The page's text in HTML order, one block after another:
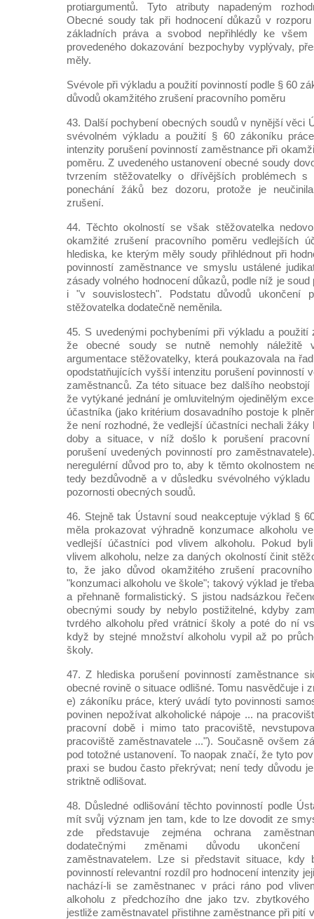
protiargumentů. Tyto atributy napadeným
Obecné soudy tak při hodnocení důkazů v
základních práva a svobod nepřihlédly ke všem
provedeného dokazování bezpochyby vyplývaly,
měly.
Svévole při výkladu a použití povinností podle § 60
důvodů okamžitého zrušení pracovního poměru
43. Další pochybení obecných soudů v nynější věci
svévolném výkladu a použití § 60 zákoníku
intenzity porušení povinností zaměstnance při
poměru. Z uvedeného ustanovení obecné soudy
tvrzením stěžovatelky o dřívějších problémech
ponechání žáků bez dozoru, protože je
zrušení.
44. Těchto okolností se však stěžovatelka
okamžité zrušení pracovního poměru vedlejších
hlediska, ke kterým měly soudy přihlédnout při
povinností zaměstnance ve smyslu ustálené
zásady volného hodnocení důkazů, podle níž je
i "v souvislostech". Podstatu důvodů ukončení
stěžovatelka dodatečně neměnila.
45. S uvedenými pochybeními při výkladu a použití
že obecné soudy se nutně nemohly náležitě
argumentace stěžovatelky, která poukazovala na
opodstatňujících vyšší intenzitu porušení povinností
zaměstnanců. Za této situace bez dalšího
že vytýkané jednání je omluvitelným ojedinělým
účastníka (jako kritérium dosavadního postoje k
že není rozhodné, že vedlejší účastníci nechali žáky
doby a situace, v níž došlo k porušení pracovní
porušení uvedených povinností pro
neregulérní důvod pro to, aby k těmto okolnostem
tedy bezdůvodně a v důsledku svévolného
pozornosti obecných soudů.
46. Stejně tak Ústavní soud neakceptuje výklad §
měla prokazovat výhradně konzumace alkoholu
vedlejší účastníci pod vlivem alkoholu. Pokud
vlivem alkoholu, nelze za daných okolností činit
to, že jako důvod okamžitého zrušení
"konzumaci alkoholu ve škole"; takový výklad je
a přehnaně formalistický. S jistou nadsázkou
obecnými soudy by nebylo postižitelné, kdyby
tvrdého alkoholu před vrátnicí školy a poté do ní
když by stejné množství alkoholu vypil až po
školy.
47. Z hlediska porušení povinností zaměstnance
obecné rovině o situace odlišné. Tomu nasvědčuje i
e) zákoníku práce, který uvádí tyto povinnosti
povinen nepožívat alkoholické nápoje ... na
pracovní době i mimo tato pracoviště,
pracoviště zaměstnavatele ..."). Současně ovšem
pod totožné ustanovení. To naopak značí, že tyto
praxi se budou často překrývat; není tedy důvodu
striktně odlišovat.
48. Důsledné odlišování těchto povinností podle
mít svůj význam jen tam, kde to lze dovodit ze
zde představuje zejména ochrana
dodatečnými změnami důvodu ukončení
zaměstnavatelem. Lze si představit situace, kdy
povinností relevantní rozdíl pro hodnocení intenzity
nachází-li se zaměstnanec v práci ráno pod
alkoholu z předchozího dne jako tzv. zbytkového
jestliže zaměstnavatel přistihne zaměstnance při pití